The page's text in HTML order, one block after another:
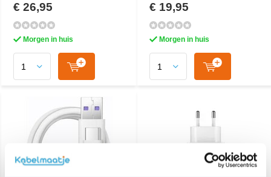
€ 26,95
Morgen in huis
€ 19,95
Morgen in huis